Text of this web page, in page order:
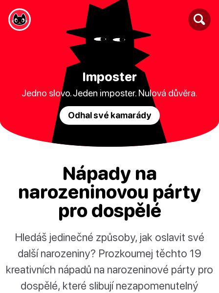
Imposter
Jedno slovo. Jeden imposter. Nulová důvěra.
Odhal své kamarády
Nápady na
narozeninovou párty
pro dospělé
Hledáš jedinečné způsoby, jak oslavit své
další narozeniny? Prozkoumej těchto 19
kreativních nápadů na narozeninové párty pro
dospělé, které slibují nezapomenutelný